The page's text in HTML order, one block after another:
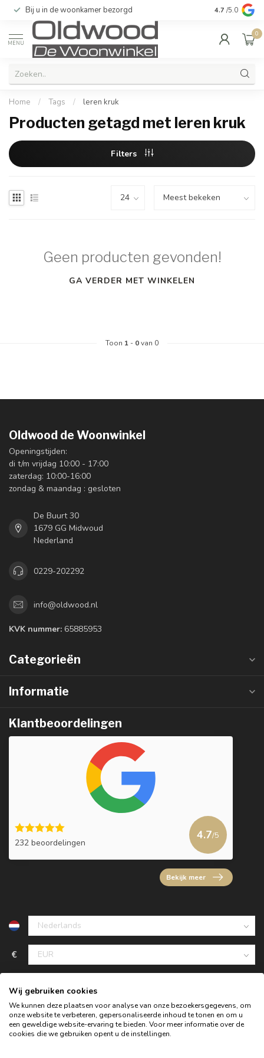
Bij u in de woonkamer bezorgd Kwaliteit &
4.7 /5.0
MENU
0
Home / Tags / leren kruk
Producten getagd met leren kruk
Filters
Geen producten gevonden!
GA VERDER MET WINKELEN
Toon 1 - 0van 0
Oldwood de Woonwinkel
Openingstijden:
di t/m vrijdag 10:00 - 17:00
zaterdag: 10:00-16:00
zondag & maandag : gesloten
De Buurt 30
1679 GG Midwoud
Nederland
0229-202292
info@oldwood.nl
KVK nummer: 65885953
Categorieën
Informatie
Klantbeoordelingen
232 beoordelingen
4.7/5
Bekijk meer
€
Wij gebruiken cookies
We kunnen deze plaatsen voor analyse van onze bezoekersgegevens, om
onze website te verbeteren, gepersonaliseerde inhoud te tonen en om u
een geweldige website-ervaring te bieden. Voor meer informatie over de
cookies die we gebruiken opent u de instellingen.